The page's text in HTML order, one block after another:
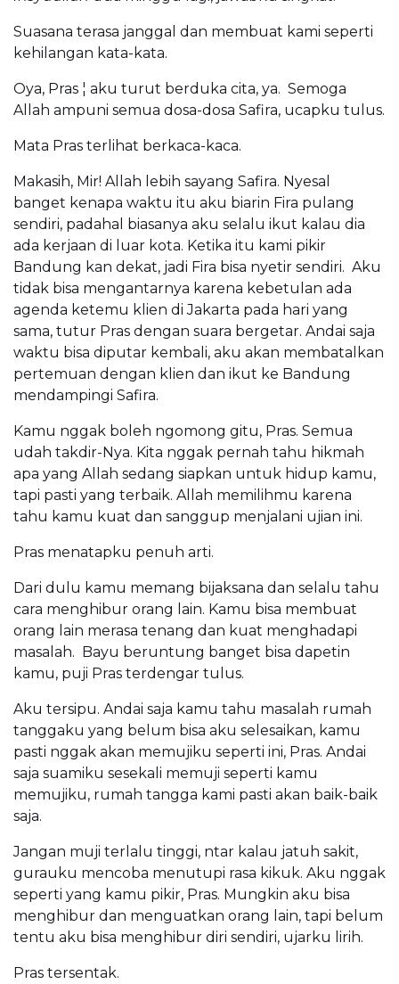
Suasana terasa janggal dan membuat kami seperti
kehilangan kata-kata.
Oya, Pras ¦ aku turut berduka cita, ya. Semoga
Allah ampuni semua dosa-dosa Safira, ucapku tulus.
Mata Pras terlihat berkaca-kaca.
Makasih, Mir! Allah lebih sayang Safira. Nyesal
banget kenapa waktu itu aku biarin Fira pulang
sendiri, padahal biasanya aku selalu ikut kalau dia
ada kerjaan di luar kota. Ketika itu kami pikir
Bandung kan dekat, jadi Fira bisa nyetir sendiri. Aku
tidak bisa mengantarnya karena kebetulan ada
agenda ketemu klien di Jakarta pada hari yang
sama, tutur Pras dengan suara bergetar. Andai saja
waktu bisa diputar kembali, aku akan membatalkan
pertemuan dengan klien dan ikut ke Bandung
mendampingi Safira.
Kamu nggak boleh ngomong gitu, Pras. Semua
udah takdir-Nya. Kita nggak pernah tahu hikmah
apa yang Allah sedang siapkan untuk hidup kamu,
tapi pasti yang terbaik. Allah memilihmu karena
tahu kamu kuat dan sanggup menjalani ujian ini.
Pras menatapku penuh arti.
Dari dulu kamu memang bijaksana dan selalu tahu
cara menghibur orang lain. Kamu bisa membuat
orang lain merasa tenang dan kuat menghadapi
masalah. Bayu beruntung banget bisa dapetin
kamu, puji Pras terdengar tulus.
Aku tersipu. Andai saja kamu tahu masalah rumah
tanggaku yang belum bisa aku selesaikan, kamu
pasti nggak akan memujiku seperti ini, Pras. Andai
saja suamiku sesekali memuji seperti kamu
memujiku, rumah tangga kami pasti akan baik-baik
saja.
Jangan muji terlalu tinggi, ntar kalau jatuh sakit,
gurauku mencoba menutupi rasa kikuk. Aku nggak
seperti yang kamu pikir, Pras. Mungkin aku bisa
menghibur dan menguatkan orang lain, tapi belum
tentu aku bisa menghibur diri sendiri, ujarku lirih.
Pras tersentak.